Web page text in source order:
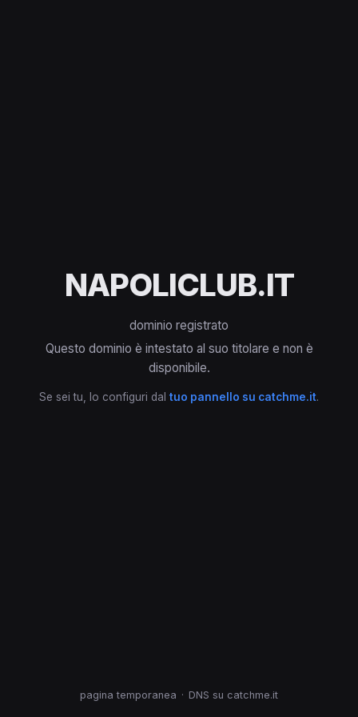
NAPOLICLUB.IT
dominio registrato
Questo dominio è intestato al suo titolare e non è
disponibile.
Se sei tu, lo configuri dal tuo pannello su catchme.it.
pagina temporanea · DNS su catchme.it